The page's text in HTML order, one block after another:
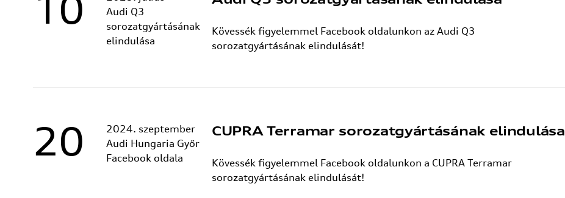
Audi Q3
sorozatgyártásának
elindulása
Kövessék figyelemmel Facebook oldalunkon az Audi Q3
sorozatgyártásának elindulását!
20
2024. szeptember
Audi Hungaria Győr
Facebook oldala
CUPRA Terramar sorozatgyártásának elindulása
Kövessék figyelemmel Facebook oldalunkon a CUPRA Terramar
sorozatgyártásának elindulását!